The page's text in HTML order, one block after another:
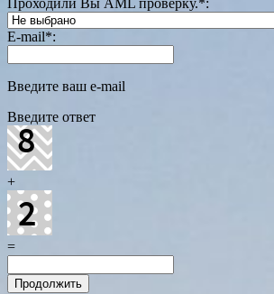
Проходили Вы AML проверку.*:
E-mail*:
Введите ваш e-mail
Введите ответ
+
=